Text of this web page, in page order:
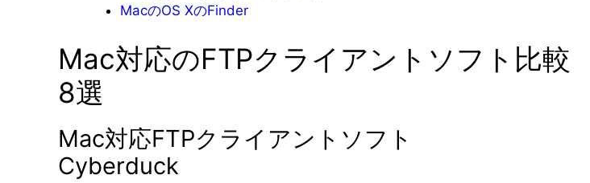
MacのOS XのFinder
Mac対応のFTPクライアントソフト比較
8選
Mac対応FTPクライアントソフト
Cyberduck